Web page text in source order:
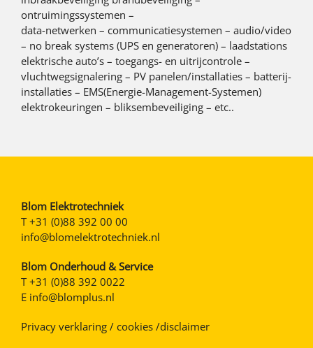
ontruimingssystemen –
data-netwerken – communicatiesystemen – audio/video
– no break systems (UPS en generatoren) – laadstations
elektrische auto’s – toegangs- en uitrijcontrole –
vluchtwegsignalering – PV panelen/installaties – batterij-
installaties – EMS(Energie-Management-Systemen)
elektrokeuringen – bliksembeveiliging – etc..
Blom Elektrotechniek
T+31 (0)88 392 00 00
info@blomelektrotechniek.nl
Blom Onderhoud & Service
T+31 (0)88 392 0022
E info@blomplus.nl
Privacy verklaring / cookies /disclaimer